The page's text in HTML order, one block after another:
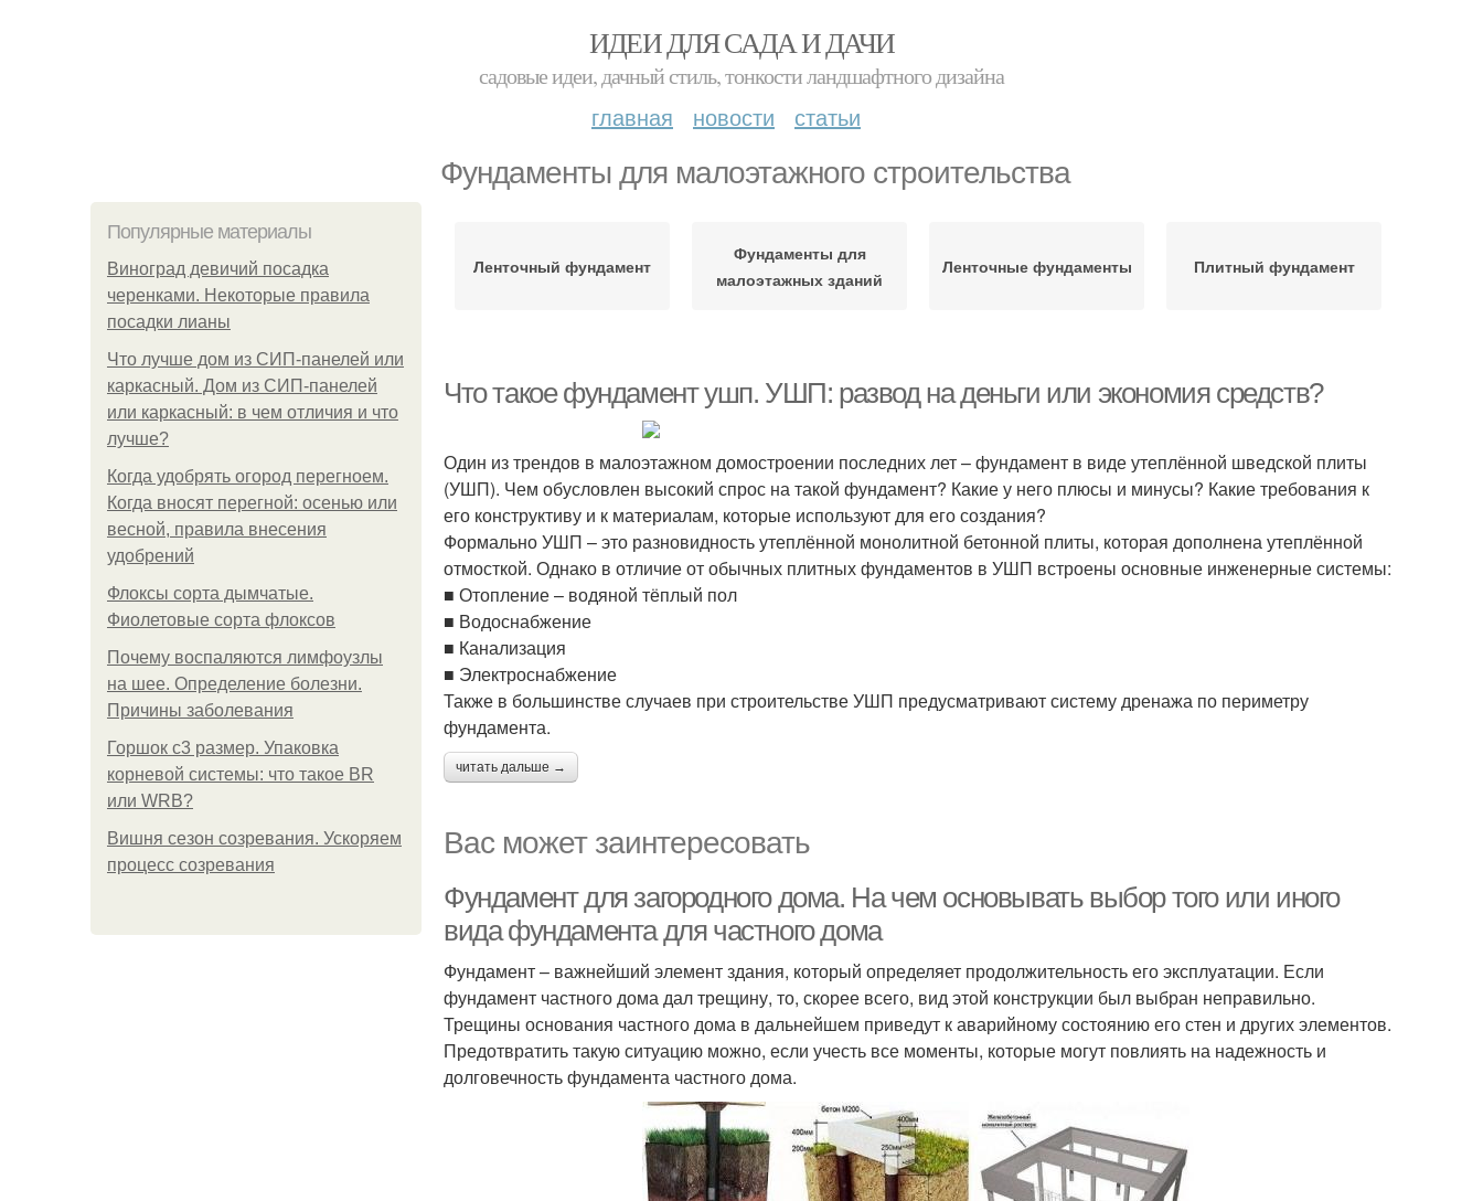
ИДЕИ ДЛЯ САДА И ДАЧИ
садовые идеи, дачный стиль, тонкости ландшафтного дизайна
главная новости статьи
Фундаменты для малоэтажного строительства
Популярные материалы
Виноград девичий посадка
черенками. Некоторые правила
посадки лианы
Что лучше дом из СИП-панелей или
каркасный. Дом из СИП-панелей
или каркасный: в чем отличия и что
лучше?
Когда удобрять огород перегноем.
Когда вносят перегной: осенью или
весной, правила внесения
удобрений
Флоксы сорта дымчатые.
Фиолетовые сорта флоксов
Почему воспаляются лимфоузлы
на шее. Определение болезни.
Причины заболевания
Горшок с3 размер. Упаковка
корневой системы: что такое BR
или WRB?
Вишня сезон созревания. Ускоряем
процесс созревания
Ленточный фундамент
Фундаменты для
малоэтажных зданий
Ленточные фундаменты Плитный фундамент
Что такое фундамент ушп. УШП: развод на деньги или экономия средств?
Один из трендов в малоэтажном домостроении последних лет – фундамент в виде утеплённой шведской плиты
(УШП). Чем обусловлен высокий спрос на такой фундамент? Какие у него плюсы и минусы? Какие требования к
его конструктиву и к материалам, которые используют для его создания?
Формально УШП – это разновидность утеплённой монолитной бетонной плиты, которая дополнена утеплённой
отмосткой. Однако в отличие от обычных плитных фундаментов в УШП встроены основные инженерные системы:
■ Отопление – водяной тёплый пол
■ Водоснабжение
■ Канализация
■ Электроснабжение
Также в большинстве случаев при строительстве УШП предусматривают систему дренажа по периметру
фундамента.
читать дальше →
Вас может заинтересовать
Фундамент для загородного дома. На чем основывать выбор того или иного
вида фундамента для частного дома
Фундамент – важнейший элемент здания, который определяет продолжительность его эксплуатации. Если
фундамент частного дома дал трещину, то, скорее всего, вид этой конструкции был выбран неправильно.
Трещины основания частного дома в дальнейшем приведут к аварийному состоянию его стен и других элементов.
Предотвратить такую ситуацию можно, если учесть все моменты, которые могут повлиять на надежность и
долговечность фундамента частного дома.